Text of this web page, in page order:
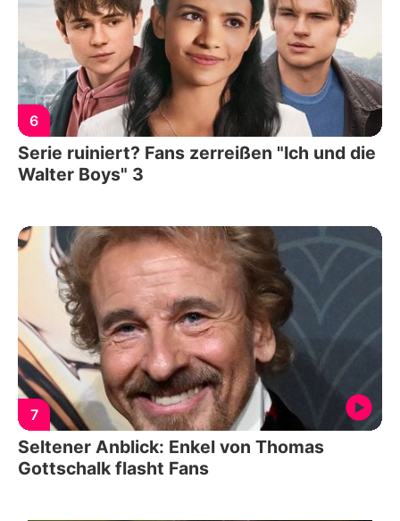
6
Serie ruiniert? Fans zerreißen "Ich und die
Walter Boys" 3
7
Seltener Anblick: Enkel von Thomas
Gottschalk flasht Fans